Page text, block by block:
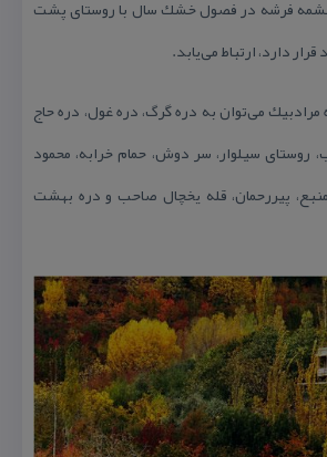
فرشه در فصول خشك سال با روستای پشت
دارد، ارتباط می‌یابد.
می‌توان به دره گرگ، دره غول، دره حاج
روستای سیلوار، سر دوش، حمام خرابه، محمود
پیررحمان، قله یخچال صاحب و دره بهشت